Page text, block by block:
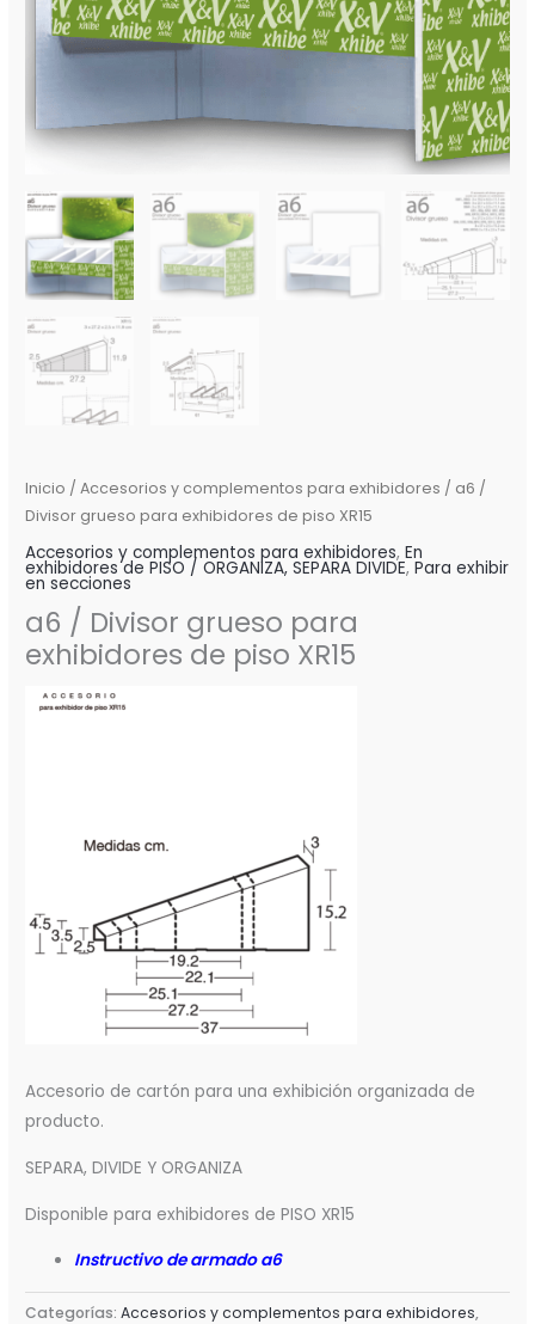
Inicio /Accesorios y complementos para exhibidores / a6 /
Divisor grueso para exhibidores de piso XR15
Accesorios y complementos para exhibidores,En
exhibidores de PISO / ORGANIZA, SEPARA DIVIDE,Para exhibir
en secciones
a6 / Divisor grueso para
exhibidores de piso XR15
Accesorio de cartón para una exhibición organizada de
producto.
SEPARA, DIVIDE Y ORGANIZA
Disponible para exhibidores de PISO XR15
Instructivo de armado a6
Categorías:Accesorios y complementos para exhibidores,